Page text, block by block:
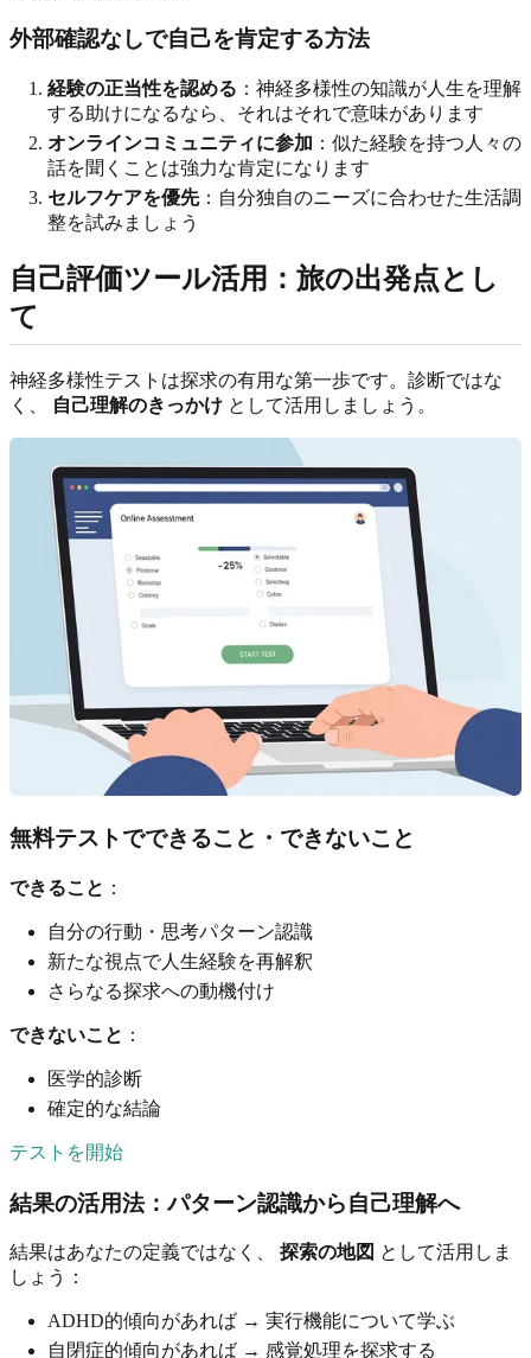
外部確認なしで自己を肯定する方法
経験の正当性を認める ：神経多様性の知識が人生を理解
する助けになるなら、それはそれで意味があります
オンラインコミュニティに参加 ：似た経験を持つ人々の
話を聞くことは強力な肯定になります
セルフケアを優先：自分独自のニーズに合わせた生活調
整を試みましょう
自己評価ツール活用：旅の出発点とし
て
神経多様性テストは探求の有用な第一歩です。診断ではな
く、
自己理解のきっかけ として活用しましょう。
無料テストでできること・できないこと
できること ：
自分の行動・思考パターン認識
新たな視点で人生経験を再解釈
さらなる探求への動機付け
できないこと ：
医学的診断
確定的な結論
テストを開始
結果の活用法：パターン認識から自己理解へ
結果はあなたの定義ではなく、 探索の地図 として活用しま
しょう：
ADHD的傾向があれば → 実行機能について学ぶ
自閉症的傾向があれば → 感覚処理を探求する